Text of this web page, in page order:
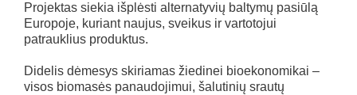
Projektas siekia išplėsti alternatyvių baltymų pasiūlą
Europoje, kuriant naujus, sveikus ir vartotojui
patrauklius produktus.
Didelis dėmesys skiriamas žiedinei bioekonomikai –
visos biomasės panaudojimui, šalutinių srautų